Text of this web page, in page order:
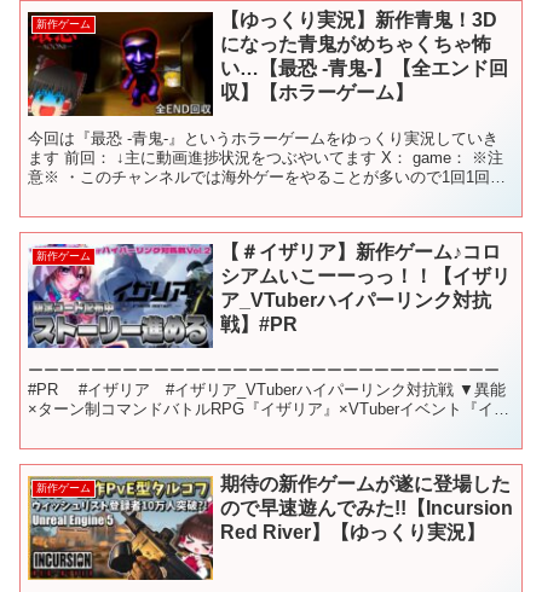
新作ゲーム
【ゆっくり実況】新作青鬼！3D
になった青鬼がめちゃくちゃ怖
い…【最恐 -青鬼-】【全エンド回
収】【ホラーゲーム】
今回は『最恐 -青鬼-』というホラーゲームをゆっくり実況していき
ます 前回： ↓主に動画進捗状況をつぶやいてます X： game： ※注
意※ ・このチャンネルでは海外ゲーをやることが多いので1回1回
新作ゲーム
【＃イザリア】新作ゲーム♪コロ
シアムいこーーっっ！！【イザリ
ア_VTuberハイパーリンク対抗
戦】#PR
ーーーーーーーーーーーーーーーーーーーーーーーーーーーーーー
#PR #イザリア #イザリア_VTuberハイパーリンク対抗戦 ▼異能
×ターン制コマンドバトルRPG『イザリア』×VTuberイベント『イザ
新作ゲーム
期待の新作ゲームが遂に登場した
ので早速遊んでみた!!【Incursion
Red River】【ゆっくり実況】